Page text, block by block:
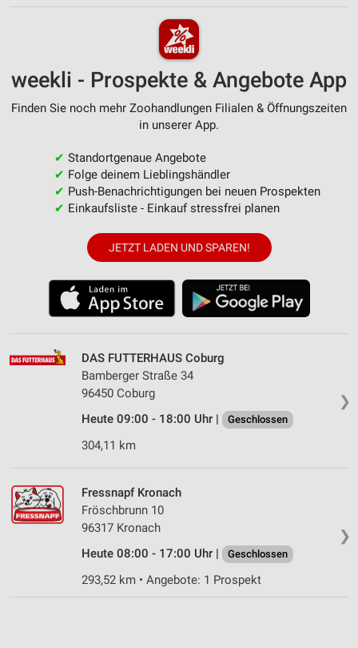
weekli - Prospekte & Angebote App
Finden Sie noch mehr Zoohandlungen Filialen & Öffnungszeiten
in unserer App.
✔ Standortgenaue Angebote
✔ Folge deinem Lieblingshändler
✔ Push-Benachrichtigungen bei neuen Prospekten
✔ Einkaufsliste - Einkauf stressfrei planen
JETZT LADEN UND SPAREN!
❯
DAS FUTTERHAUS Coburg
Bamberger Straße 34
96450 Coburg
Heute 09:00 - 18:00 Uhr |
Geschlossen
304,11 km
❯
Fressnapf Kronach
Fröschbrunn 10
96317 Kronach
Heute 08:00 - 17:00 Uhr |
Geschlossen
293,52 km • Angebote: 1 Prospekt